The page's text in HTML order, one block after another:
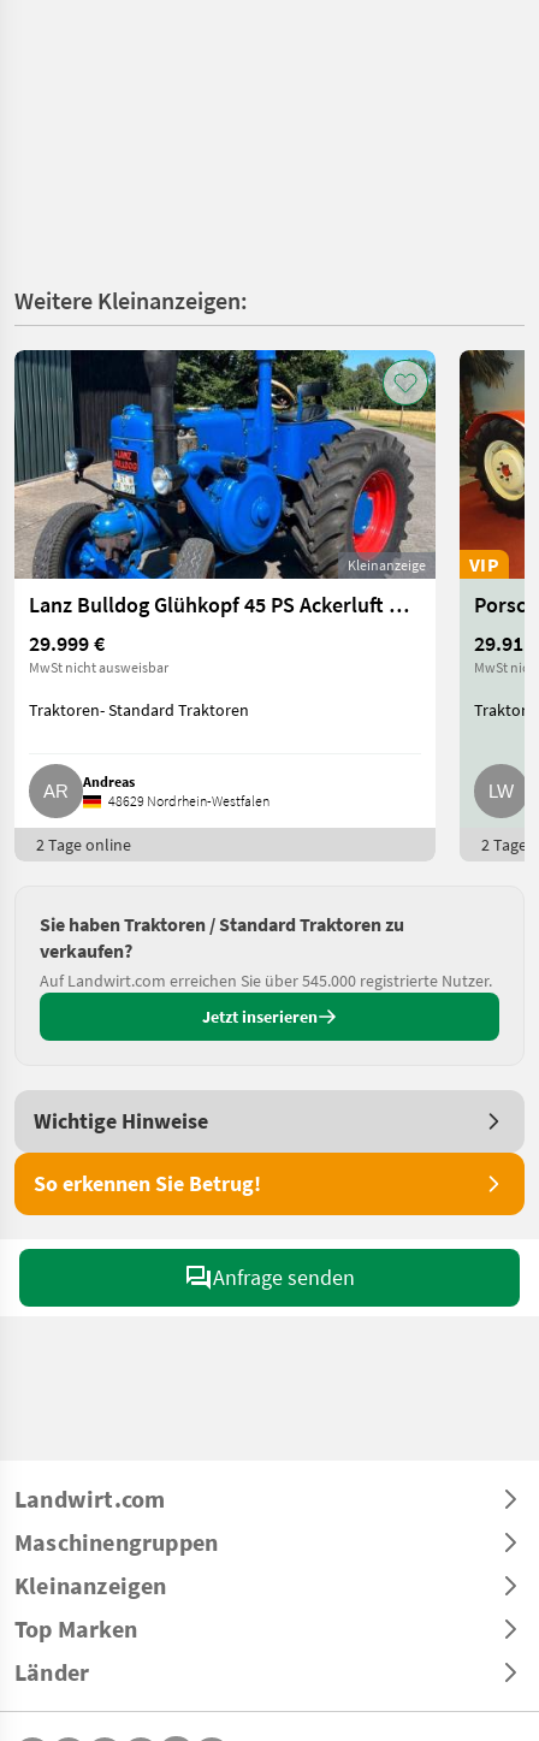
Weitere Kleinanzeigen:
Kleinanzeige
Lanz Bulldog Glühkopf 45 PS Ackerluft Bulldog
29.999 €
MwSt nicht ausweisbar
Traktoren- Standard Traktoren
Andreas
48629 Nordrhein-Westfalen
2 Tage online
VIP
29.911
MwSt
2 Tage
Sie haben Traktoren / Standard Traktoren zu
verkaufen?
Auf Landwirt.com erreichen Sie über 545.000 registrierte Nutzer.
Jetzt inserieren
Wichtige Hinweise
So erkennen Sie Betrug!
Anfrage senden
Landwirt.com
Maschinengruppen
Kleinanzeigen
Top Marken
Länder